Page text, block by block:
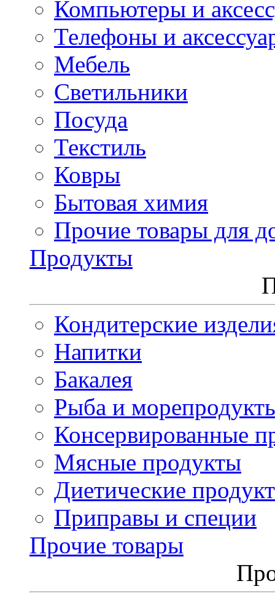
Компьютеры и
Телефоны и
Мебель
Светильники
Посуда
Текстиль
Ковры
Бытовая химия
Прочие товары для
Продукты
Кондитерские
Напитки
Бакалея
Рыба и
Консервированные
Мясные продукты
Диетические
Приправы и специи
Прочие товары